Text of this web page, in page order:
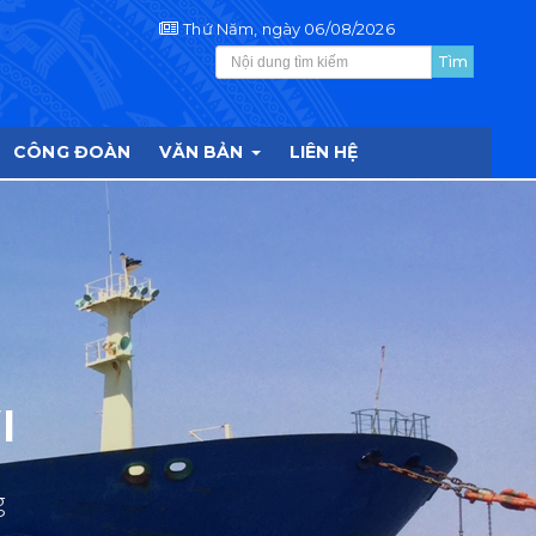
Thứ Năm, ngày 06/08/2026
CÔNG ĐOÀN VĂN BẢN LIÊN HỆ
VẬN TẢI BIỂN
TY TNHH MTV
- HOA TIÊU VI
phòng ngừa ô nhiễm môi trường